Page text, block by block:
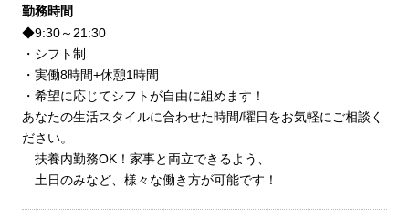
勤務時間
◆9:30～21:30
・シフト制
・実働8時間+休憩1時間
・希望に応じてシフトが自由に組めます！
あなたの生活スタイルに合わせた時間/曜日をお気軽にご相談く
ださい。
扶養内勤務OK！家事と両立できるよう、
土日のみなど、様々な働き方が可能です！